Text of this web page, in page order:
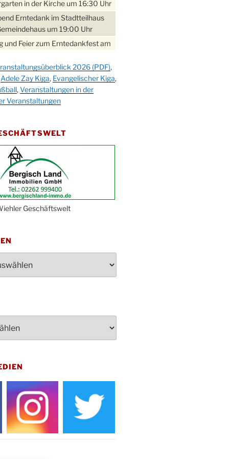
in der Kirche um 16:30 Uhr
Erntedank im Stadtteilhaus
um 19:00 Uhr
und Feier zum Erntedankfest am
im Stadtteilhaus
im Cafe XXS
Andacht um 18:00 Uhr in der
Gottesdienst in der
oder im Ev. Gemeindehaus um
Uhr
MGV im Stadtteilhaus um
von 16-20 Uhr
18:30 Uhr
im Ev. Gemeindehaus von 14-
des Honterus Chors im
um 19:00 Uhr
im Ev. Gemeindehaus von
2026 (PDF),
Adele Zay Kiga, Evangelischer Kiga,
,Veranstaltungen in der
Veranstaltungen
Geschäftswelt